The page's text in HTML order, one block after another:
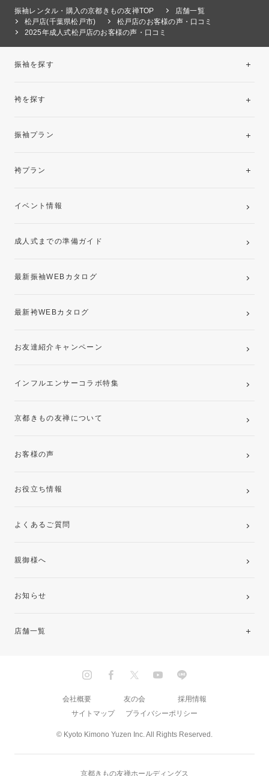
振袖レンタル・購入の京都きもの友禅TOP
店舗一覧
松戸店(千葉県松戸市)
松戸店のお客様の声・口コミ
2025年成人式松戸店のお客様の声・口コミ
振袖を探す
袴を探す
振袖プラン
レンタルプラン
袴プラン
卒業袴レンタルプラン
イベント情報
成人式までの準備ガイド
最新振袖WEBカタログ
最新袴WEBカタログ
お友達紹介キャンペーン
インフルエンサーコラボ特集
京都きもの友禅について
お客様の声
お役立ち情報
よくあるご質問
親御様へ
お知らせ
店舗一覧
© Kyoto Kimono Yuzen Inc. All Rights Reserved.
会社概要 友の会
採用情報
サイトマップ
プライバシーポリシー
京都きもの友禅ホールディングス